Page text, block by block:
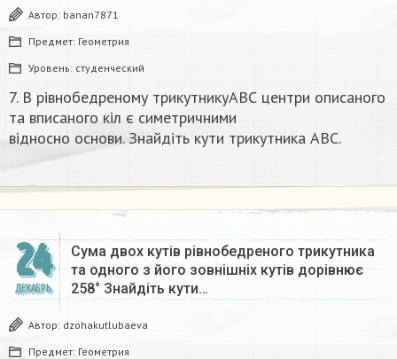
Автор: banan7871
Предмет: Геометрия
Уровень: студенческий
7. В рівнобедреному трикутникуАВС центри описаного
та вписаного кіл є симетричними
відносно основи. Знайдіть кути трикутника ABC.​
24
ДЕКАБРЬ
Сума двох кутів рівнобедреного трикутника
та одного з його зовнішніх кутів дорівнює
258° Знайдіть кути…
Автор: dzohakutlubaeva
Предмет: Геометрия